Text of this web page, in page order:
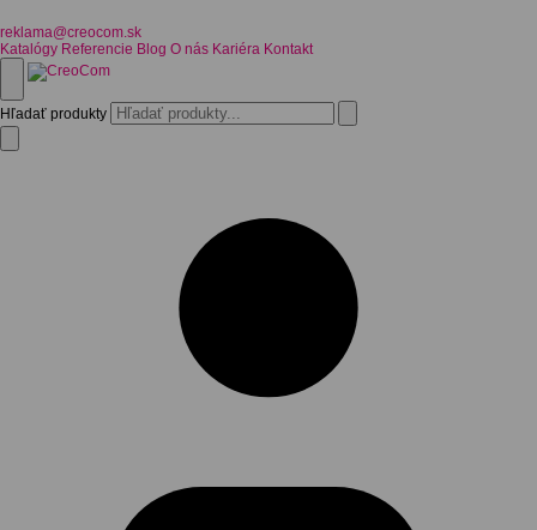
reklama@creocom.sk
Katalógy Referencie Blog O nás Kariéra Kontakt
Hľadať produkty